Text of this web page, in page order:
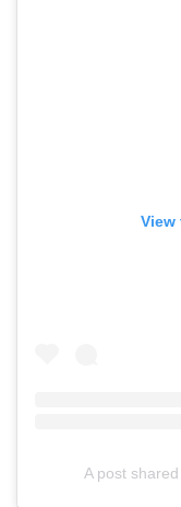
View
A post